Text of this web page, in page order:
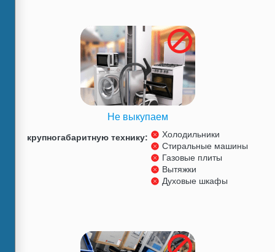
Не выкупаем
крупногабаритную технику:
Холодильники
Стиральные машины
Газовые плиты
Вытяжки
Духовые шкафы